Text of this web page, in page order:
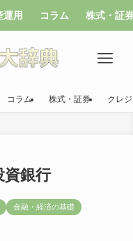
運用 コラム 株式・証
コラム 株式・証券 クレ
資銀行
金融・経済の基礎